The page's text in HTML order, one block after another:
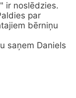
ir noslēdzies.
par
bērniņu
saņem Daniels